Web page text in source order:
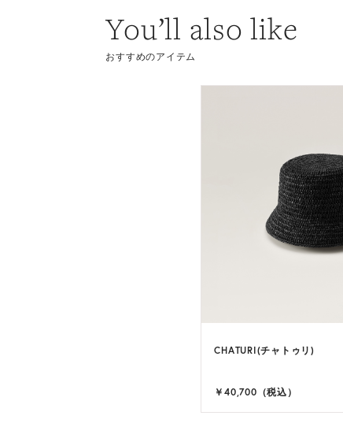
You’ll also like
おすすめのアイテム
CHATURI(チャトゥリ)
￥40,700（税込）